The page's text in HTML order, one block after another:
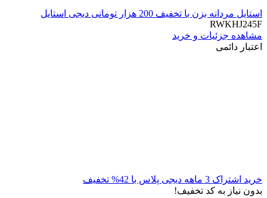
استایل مردانه بزن با تخفیف 200 هزار تومانی دیجی استایل
RWKHJ245F
مشاهده جزئیات و خرید
اعتبار دائمی
خرید اشتراک 3 ماهه دیجی پلاس با 42% تخفیف
بدون نیاز به کد تخفیف!